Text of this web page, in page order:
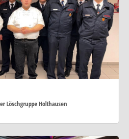
Löschgruppe Holthausen